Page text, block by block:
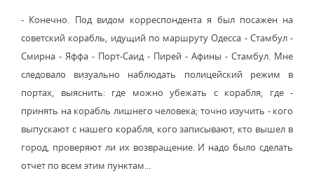
- Конечно. Под видом корреспондента я был посажен на
советский корабль, идущий по маршруту Одесса - Стамбул -
Смирна - Яффа - Порт-Саид - Пирей - Афины - Стамбул. Мне
следовало визуально наблюдать полицейский режим в
портах, выяснить: где можно убежать с корабля, где -
принять на корабль лишнего человека; точно изучить - кого
выпускают с нашего корабля, кого записывают, кто вышел в
город, проверяют ли их возвращение. И надо было сделать
отчет по всем этим пунктам...